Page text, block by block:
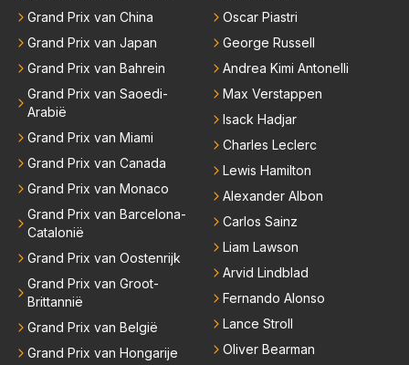
Grand Prix van China
Grand Prix van Japan
Grand Prix van Bahrein
Grand Prix van Saoedi-
Arabië
Grand Prix van Miami
Grand Prix van Canada
Grand Prix van Monaco
Grand Prix van Barcelona-
Catalonië
Grand Prix van Oostenrijk
Grand Prix van Groot-
Brittannië
Grand Prix van België
Grand Prix van Hongarije
Oscar Piastri
George Russell
Andrea Kimi Antonelli
Max Verstappen
Isack Hadjar
Charles Leclerc
Lewis Hamilton
Alexander Albon
Carlos Sainz
Liam Lawson
Arvid Lindblad
Fernando Alonso
Lance Stroll
Oliver Bearman